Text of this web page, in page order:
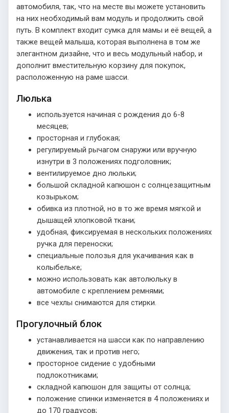
автомобиля, так, что на месте вы можете установить
на них необходимый вам модуль и продолжить свой
путь. В комплект входит сумка для мамы и её вещей, а
также вещей малыша, которая выполнена в том же
элегантном дизайне, что и весь модульный набор, и
дополнит вместительную корзину для покупок,
расположенную на раме шасси.
Люлька
используется начиная с рождения до 6-8
месяцев;
просторная и глубокая;
регулируемый рычагом снаружи или вручную
изнутри в 3 положениях подголовник;
вентилируемое дно люльки;
большой складной капюшон с солнцезащитным
козырьком;
обивка из плотной, но в то же время мягкой и
дышащей хлопковой ткани;
удобная, фиксируемая в нескольких положениях
ручка для переноски;
специальные полозья для укачивания как в
колыбельке;
можно использовать как автолюльку в
автомобиле с креплением ремнями;
все чехлы снимаются для стирки.
Прогулочный блок
устанавливается на шасси как по направлению
движения, так и против него;
просторное сидение с удобными
подлокотниками;
складной капюшон для защиты от солнца;
положение спинки изменяется в 4 положениях и
до 170 градусов;